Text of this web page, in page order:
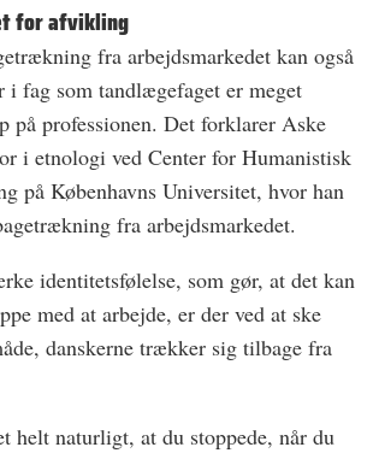
for afvikling
fra arbejdsmarkedet kan også
i fag som tandlægefaget er meget
på professionen. Det forklarer Aske
i etnologi ved Center for Humanistisk
på Københavns Universitet, hvor han
fra arbejdsmarkedet.
identitetsfølelse, som gør, at det kan
med at arbejde, er der ved at ske
danskerne trækker sig tilbage fra
helt naturligt, at du stoppede, når du